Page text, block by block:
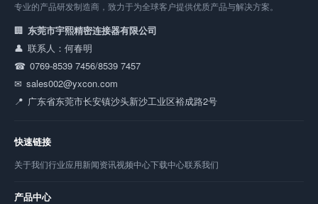
专业的产品研发制造商，致力于为全球客户提供优质产品与解决方案。
东莞市宇熙精密连接器有限公司
联系人：何春明
0769-8539 7456/8539 7457
sales002@yxcon.com
广东省东莞市长安镇沙头新沙工业区裕成路2号
快速链接
关于我们行业应用新闻资讯视频中心下载中心联系我们
产品中心